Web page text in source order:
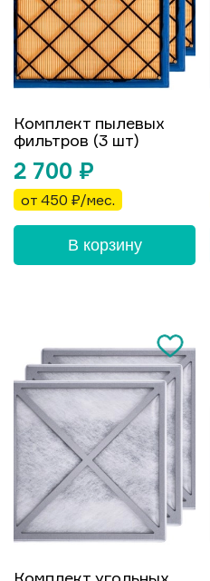
Комплект пылевых
фильтров (3 шт)
2 700 ₽
от 450 ₽/мес.
В корзину